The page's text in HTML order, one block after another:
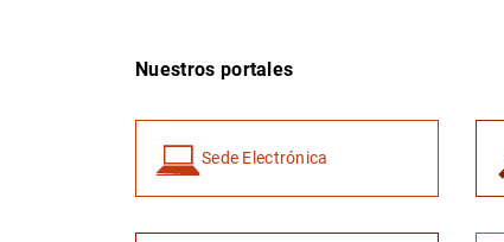
Nuestros portales
Sede Electrónica